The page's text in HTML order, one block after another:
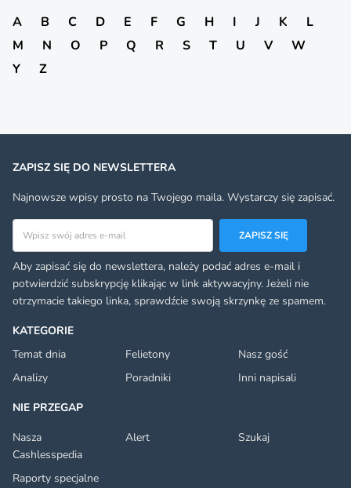
A B C D E F G H I J K
L
M
N O P Q R S T U V
W
Y
Z
KATEGORIE
Temat dnia
Felietony
Nasz gość
Analizy
Poradniki
Inni napisali
NIE PRZEGAP
Nasza
Cashlesspedia
Alert Szukaj
Raporty specjalne
ZAPISZ SIĘ DO NEWSLETTERA
Najnowsze wpisy prosto na Twojego maila. Wystarczy się zapisać.
Adres email
ZAPISZ SIĘ
Aby zapisać się do newslettera, należy podać adres e-mail i
potwierdzić subskrypcję klikając w link aktywacyjny. Jeżeli nie
otrzymacie takiego linka, sprawdźcie swoją skrzynkę ze spamem.